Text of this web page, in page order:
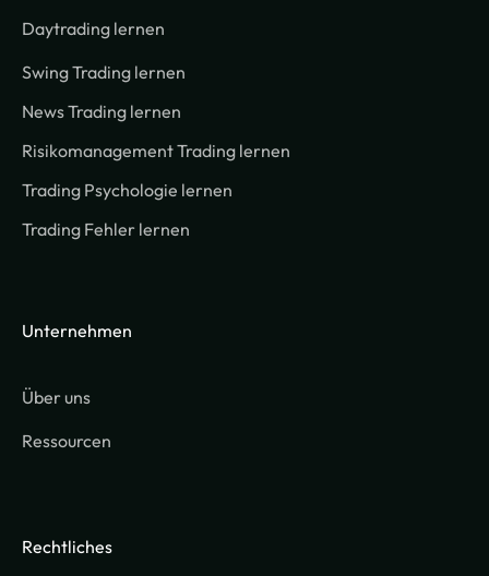
Daytrading lernen
Swing Trading lernen
News Trading lernen
Risikomanagement Trading lernen
Trading Psychologie lernen
Trading Fehler lernen
Unternehmen
Über uns
Ressourcen
Rechtliches